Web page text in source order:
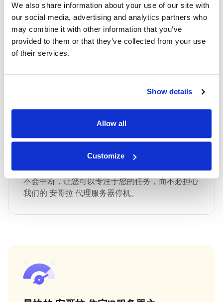
We also share information about your use of our site with
our social media, advertising and analytics partners who
may combine it with other information that you’ve
provided to them or that they’ve collected from your use
of their services.
Show details
Allow all
Customize
通过 IPnux 采用业界最高质量的代理。 我们的代
理经过精心策划，可提供卓越的性能、无与伦比的
安全性和无缝的在线匿名性。 相信我们对满足您
所有代理需求的质量承诺，包括 安哥拉 住宅代
IPNux 保证一致和可靠的服务，确保您保持连接而
不会中断，让您可以专注于您的任务，而不必担心
我们的 安哥拉 代理服务器停机。